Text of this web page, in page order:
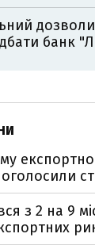
банк
оголосили
з 2 на 9